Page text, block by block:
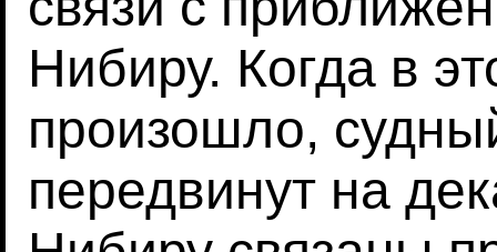
Нибиру. Когда в
произошло,
передвинут на